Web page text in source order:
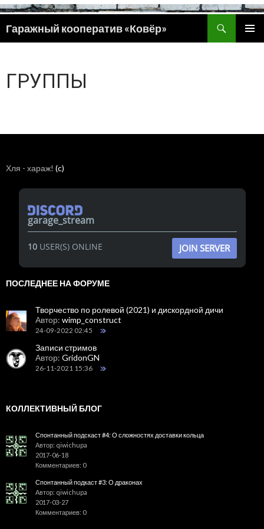
Гаражный кооператив «Ковёр»
ПЕРЕЙТИ
ГРУППЫ
Хля - хараж! (c)
garage_stream
10USER(S) ONLINE JOIN SERVER
ПОСЛЕДНЕЕ НА ФОРУМЕ
Творчество по ролевой (2021) и дискордной дичи
Автор: wimp_construct
24-09-2022 02:45
Записи стримов
Автор: GridonGN
26-11-2021 15:36
КОЛЛЕКТИВНЫЙ БЛОГ
Спонтанный подскаст #4: О сложностях доставки кольца
Автор: qiwichupa
2017-06-18
Комментариев: 0
Спонтанный подкаст #3: О драконах
Автор: qiwichupa
2017-03-27
Комментариев: 0